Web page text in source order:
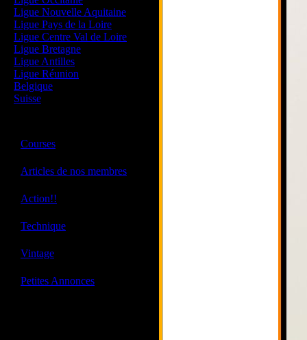
Ligue Nouvelle Aquitaine
Ligue Pays de la Loire
Ligue Centre Val de Loire
Ligue Bretagne
Ligue Antilles
Ligue Réunion
Belgique
Suisse
Courses
Articles de nos membres
Action!!
Technique
Vintage
Petites Annonces